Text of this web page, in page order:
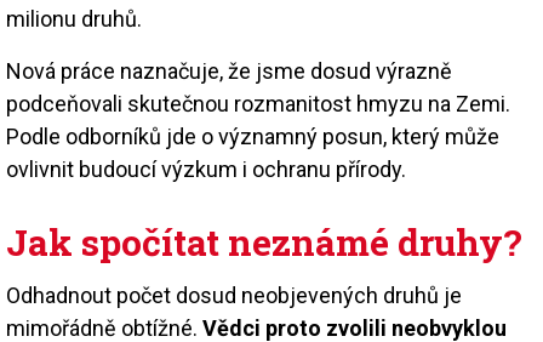
milionu druhů.
Nová práce naznačuje, že jsme dosud výrazně
podceňovali skutečnou rozmanitost hmyzu na Zemi.
Podle odborníků jde o významný posun, který může
ovlivnit budoucí výzkum i ochranu přírody.
Jak spočítat neznámé druhy?
Odhadnout počet dosud neobjevených druhů je
mimořádně obtížné. Vědci proto zvolili neobvyklou